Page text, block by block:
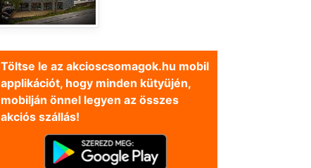
Töltse le az akcioscsomagok.hu mobil
applikációt, hogy minden kütyüjén,
mobilján önnel legyen az összes
akciós szállás!